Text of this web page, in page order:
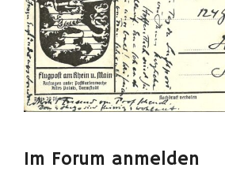
Im Forum anmelden